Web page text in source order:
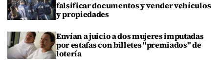
falsificar documentos y vender vehículos
y propiedades
Envían a juicio a dos mujeres imputadas
por estafas con billetes "premiados" de
lotería